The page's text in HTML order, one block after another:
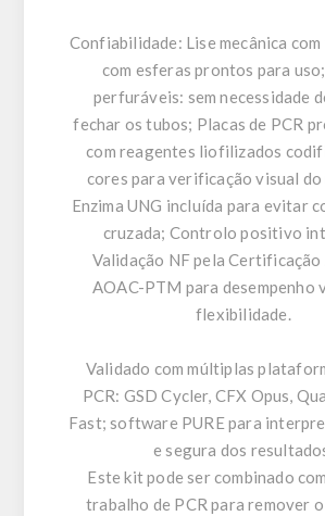
Confiabilidade: Lise mecânica
com esferas prontos para
perfuráveis: sem necessidade
fechar os tubos; Placas de PCR
com reagentes liofilizados
cores para verificação visual do
Enzima UNG incluída para evitar
cruzada; Controlo positivo
Validação NF pela Certificação
AOAC-PTM para desempenho
flexibilidade.
Validado com múltiplas
PCR: GSD Cycler, CFX Opus,
Fast; software PURE para
e segura dos
Este kit pode ser combinado
trabalho de PCR para remover